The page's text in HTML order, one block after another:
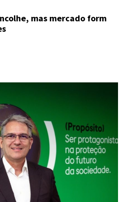
mas mercado form